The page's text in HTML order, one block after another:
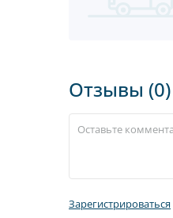
Отзывы (0)
Зарегистрироваться